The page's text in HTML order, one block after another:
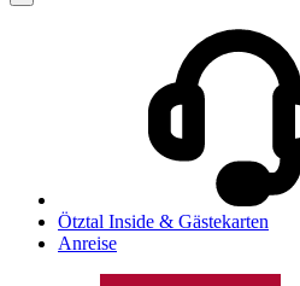
Ötztal Inside & Gästekarten
Anreise